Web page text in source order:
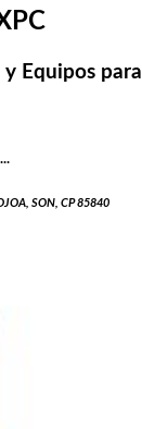
Equipos para
SON, CP 85840